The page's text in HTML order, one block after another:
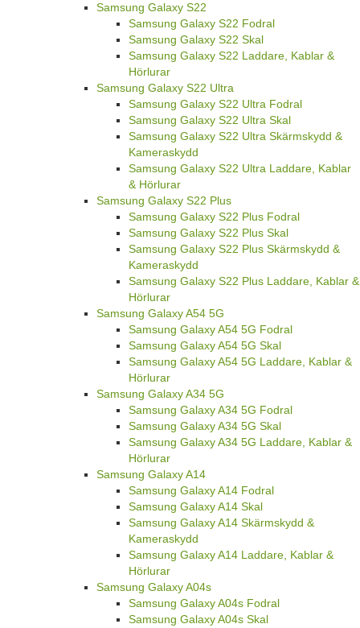
Samsung Galaxy S22
Samsung Galaxy S22 Fodral
Samsung Galaxy S22 Skal
Samsung Galaxy S22 Laddare, Kablar &
Hörlurar
Samsung Galaxy S22 Ultra
Samsung Galaxy S22 Ultra Fodral
Samsung Galaxy S22 Ultra Skal
Samsung Galaxy S22 Ultra Skärmskydd &
Kameraskydd
Samsung Galaxy S22 Ultra Laddare, Kablar
& Hörlurar
Samsung Galaxy S22 Plus
Samsung Galaxy S22 Plus Fodral
Samsung Galaxy S22 Plus Skal
Samsung Galaxy S22 Plus Skärmskydd &
Kameraskydd
Samsung Galaxy S22 Plus Laddare, Kablar &
Hörlurar
Samsung Galaxy A54 5G
Samsung Galaxy A54 5G Fodral
Samsung Galaxy A54 5G Skal
Samsung Galaxy A54 5G Laddare, Kablar &
Hörlurar
Samsung Galaxy A34 5G
Samsung Galaxy A34 5G Fodral
Samsung Galaxy A34 5G Skal
Samsung Galaxy A34 5G Laddare, Kablar &
Hörlurar
Samsung Galaxy A14
Samsung Galaxy A14 Fodral
Samsung Galaxy A14 Skal
Samsung Galaxy A14 Skärmskydd &
Kameraskydd
Samsung Galaxy A14 Laddare, Kablar &
Hörlurar
Samsung Galaxy A04s
Samsung Galaxy A04s Fodral
Samsung Galaxy A04s Skal